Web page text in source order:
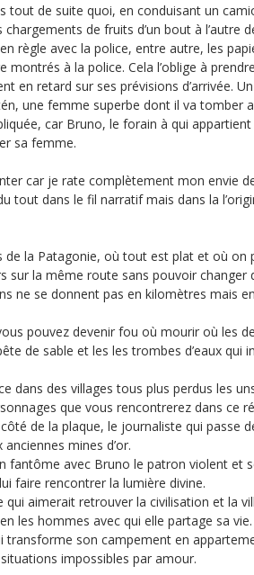
tout de suite quoi, en conduisant un
de fruits d’un bout à l’autre
règle avec la police, entre autre, les
montrés à la police. Cela l’oblige à
en retard sur ses prévisions d’arrivée.
une femme superbe dont il va tomber
car Bruno, le forain à qui
sa femme.
car je rate complètement mon envie
tout dans le fil narratif mais dans la
de la Patagonie, où tout est plat et où on
sur la même route sans pouvoir changer
ne se donnent pas en kilomètres mais
pouvez devenir fou où mourir où les
de sable et les les trombes d’eaux qui
dans des villages tous plus perdus les
que vous rencontrerez dans ce
de la plaque, le journaliste qui passe
mines d’or.
fantôme avec Bruno le patron violent et
faire rencontrer la lumière divine.
aimerait retrouver la civilisation et la
les hommes avec qui elle partage sa vie.
transforme son campement en
impossibles par amour.